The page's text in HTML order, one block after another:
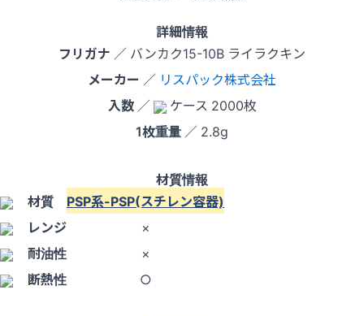
詳細情報
フリガナ ／ バンカク15-10B ライラクキン
メーカー ／ リスパック株式会社
入数／
ケース 2000枚
1枚重量 ／ 2.8g
材質情報
材質 PSP系-PSP(スチレン容器)
レンジ
×
耐油性
×
断熱性
○